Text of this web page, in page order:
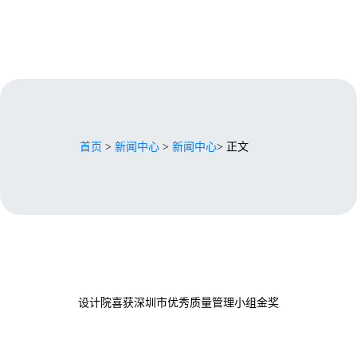
首页 > 新闻中心 > 新闻中心> 正文
设计院喜获深圳市优秀质量管理小组金奖